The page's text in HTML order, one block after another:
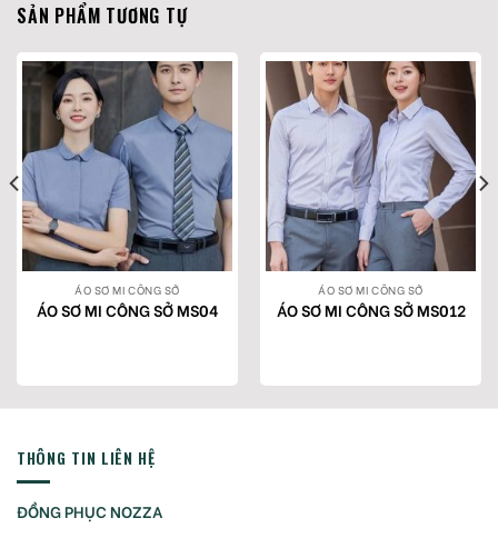
SẢN PHẨM TƯƠNG TỰ
ÁO SƠ MI CÔNG SỞ
ÁO SƠ MI CÔNG SỞ MS04
ÁO SƠ MI CÔNG SỞ
ÁO SƠ MI CÔNG SỞ MS012
THÔNG TIN LIÊN HỆ
ĐỒNG PHỤC NOZZA